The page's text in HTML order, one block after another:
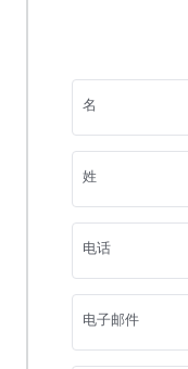
儿童齿科
名
姓
电话
电子邮件